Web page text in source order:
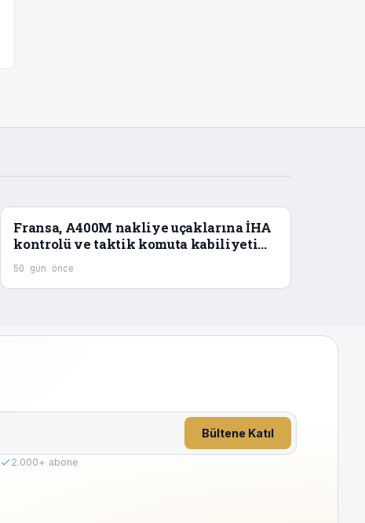
Fransa, A400M nakliye uçaklarına İHA
kontrolü ve taktik komuta kabiliyeti
kazandıracak
50 gün önce
Bültene Katıl
2.000+ abone